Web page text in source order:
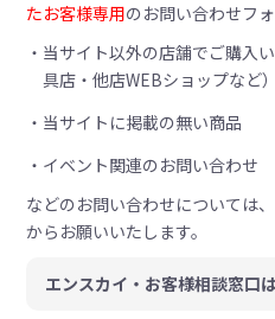
たお客様専用のお問い合わせフォ
当サイト以外の店舗でご購入
具店・他店WEBショップなど）
当サイトに掲載の無い商品
イベント関連のお問い合わせ
などのお問い合わせについては、
からお願いいたします。
エンスカイ・お客様相談窓口